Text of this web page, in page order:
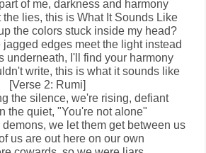
of me, darkness and harmony
the lies, this is What It Sounds Like
the colors stuck inside my head?
jagged edges meet the light instead
underneath, I'll find your harmony
write, this is what it sounds like
[Verse 2: Rumi]
the silence, we're rising, defiant
the quiet, "You're not alone"
we let them get between us
us are out here on our own